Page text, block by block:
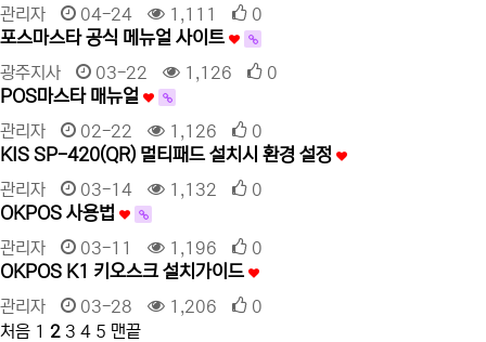
관리자 04-24 1,111 0
포스마스타 공식 메뉴얼 사이트
광주지사 03-22 1,126 0
POS마스타 매뉴얼
관리자 02-22 1,126 0
KIS SP-420(QR) 멀티패드 설치시 환경 설정
관리자 03-14 1,132 0
OKPOS 사용법
관리자 03-11 1,196 0
OKPOS K1 키오스크 설치가이드
관리자 03-28 1,206
0
처음 1 2 3 4 5 맨끝